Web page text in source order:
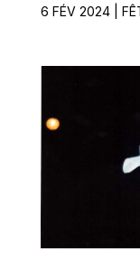
6 FÉV 2024|